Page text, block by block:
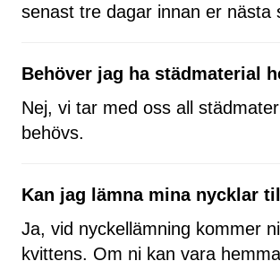
senast tre dagar innan er nästa
Behöver jag ha städmaterial
Nej, vi tar med oss all
behövs.
Kan jag lämna mina nycklar
Ja, vid nyckellämning kommer
kvittens. Om ni kan vara